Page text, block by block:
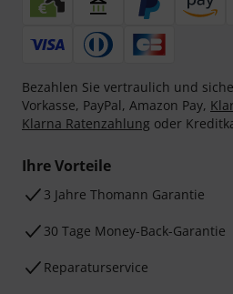
Bezahlen Sie vertraulich und
Vorkasse, PayPal, Amazon Pay,
Klarna Ratenzahlung oder
Ihre Vorteile
3 Jahre Thomann Garantie
30 Tage Money-Back-Garantie
Reparaturservice